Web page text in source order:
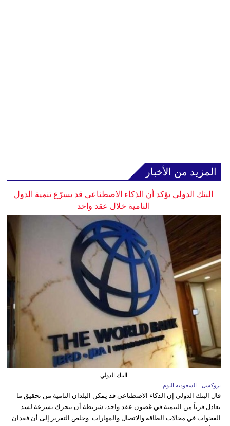
المزيد من الأخبار
البنك الدولي يؤكد أن الذكاء الاصطناعي قد يسرّع تنمية الدول
النامية خلال عقد واحد
البنك الدولي
بروكسل - السعوديه اليوم
قال البنك الدولي إن الذكاء الاصطناعي قد يمكن البلدان النامية من تحقيق ما
يعادل قرناً من التنمية في غضون عقد واحد، شريطة أن تتحرك بسرعة لسد
الفجوات في مجالات الطاقة والاتصال والمهارات. وخلص التقرير إلى أن فقدان